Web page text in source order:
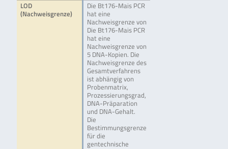
LOD
(Nachweisgrenze)
Die Bt176-Mais PCR
hat eine
Nachweisgrenze von
Die Bt176-Mais PCR
hat eine
Nachweisgrenze von
5 DNA-Kopien. Die
Nachweisgrenze des
Gesamtverfahrens
ist abhängig von
Probenmatrix,
Prozessierungsgrad,
DNA-Präparation
und DNA-Gehalt.
Die
Bestimmungsgrenze
für die
gentechnische